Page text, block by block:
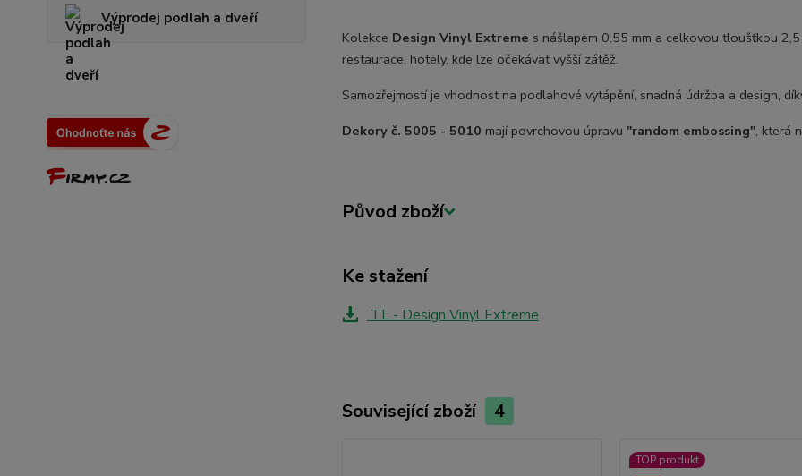
Výprodej podlah a dveří
Kolekce Design Vinyl Extreme s nášlapem 0,55 mm a celkovou tloušťkou
restaurace, hotely, kde lze očekávat vyšší zátěž.
Samozřejmostí je vhodnost na podlahové vytápění, snadná údržba a design,
Dekory č. 5005 - 5010 mají povrchovou úpravu "random embossing", která
Původ zboží
Ke stažení
TL - Design Vinyl Extreme
Související zboží 4
TOP produkt